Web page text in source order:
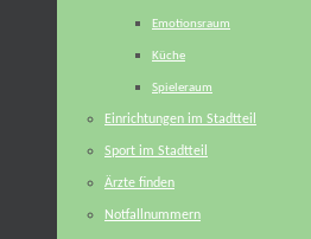
Emotionsraum
Küche
Spieleraum
Einrichtungen im Stadtteil
Sport im Stadtteil
Ärzte finden
Notfallnummern